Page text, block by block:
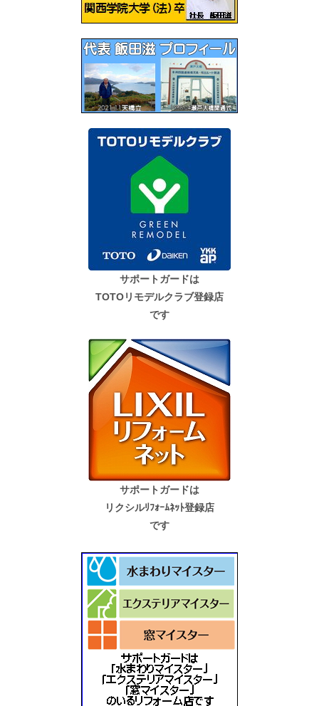
ン
サポートガードは
TOTOリモデルクラブ登録店
です
サポートガードは
リクシルﾘﾌｫｰﾑﾈｯﾄ登録店
です